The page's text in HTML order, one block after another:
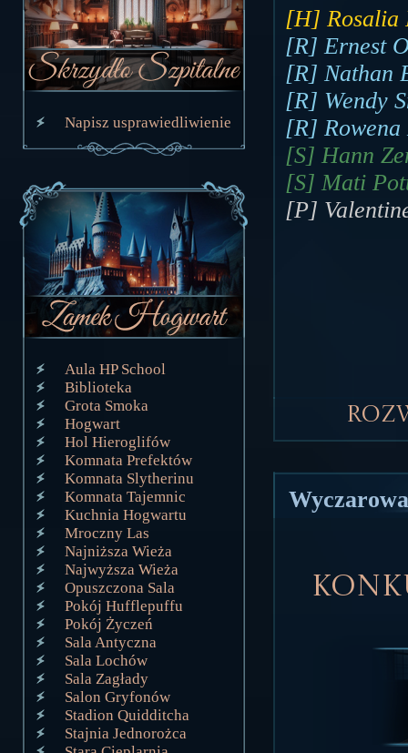
Napisz usprawiedliwienie
Aula HP School
Biblioteka
Grota Smoka
Hogwart
Hol Hieroglifów
Komnata Prefektów
Komnata Slytherinu
Komnata Tajemnic
Kuchnia Hogwartu
Mroczny Las
Najniższa Wieża
Najwyższa Wieża
Opuszczona Sala
Pokój Hufflepuffu
Pokój Życzeń
Sala Antyczna
Sala Lochów
Sala Zagłady
Salon Gryfonów
Stadion Quidditcha
Stajnia Jednorożca
[H] Rosalia
[R] Ernest
[R] Nathan
[R] Wendy
[R]
[S] Hann
[S] Mati
[P]